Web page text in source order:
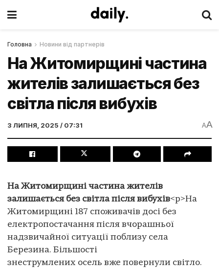
Головна Новини від партнерів
На Житомирщині частина
жителів залишається без
світла після вибухів
3 ЛИПНЯ, 2025 / 07:31 AA
На Житомирщині частина жителів
залишається без світла після вибухів<p>На
Житомирщині 187 споживачів досі без
електропостачання після вчорашньої
надзвичайної ситуації поблизу села
Березина. Більшості
знеструмлених осель вже повернули світло.